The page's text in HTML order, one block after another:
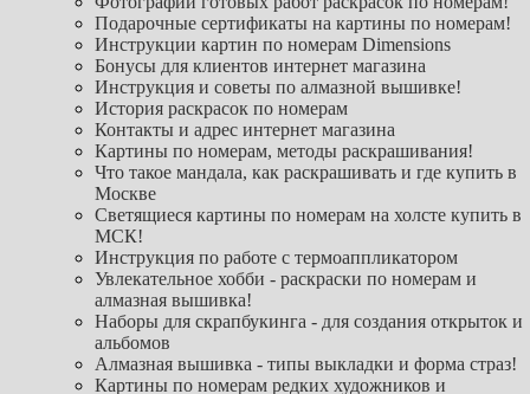
Подарочные сертификаты на картины по номерам!
Инструкции картин по номерам Dimensions
Бонусы для клиентов интернет магазина
Инструкция и советы по алмазной вышивке!
История раскрасок по номерам
Контакты и адрес интернет магазина
Картины по номерам, методы раскрашивания!
Что такое мандала, как раскрашивать и где купить в
Москве
Светящиеся картины по номерам на холсте купить в
МСК!
Инструкция по работе с термоаппликатором
Увлекательное хобби - раскраски по номерам и
алмазная вышивка!
Наборы для скрапбукинга - для создания открыток и
альбомов
Алмазная вышивка - типы выкладки и форма страз!
Картины по номерам редких художников и